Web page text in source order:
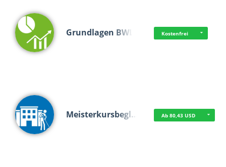
Grundlagen BWL Kostenfrei
Meisterkursbegl… Ab 80,43 USD